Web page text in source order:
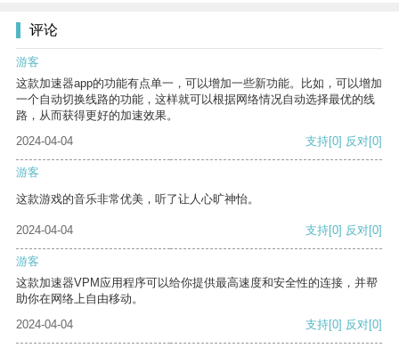
评论
游客
这款加速器app的功能有点单一，可以增加一些新功能。比如，可以增加
一个自动切换线路的功能，这样就可以根据网络情况自动选择最优的线
路，从而获得更好的加速效果。
2024-04-04
支持[0] 反对[0]
游客
这款游戏的音乐非常优美，听了让人心旷神怡。
2024-04-04 支持[0] 反对[0]
游客
这款加速器VPM应用程序可以给你提供最高速度和安全性的连接，并帮
助你在网络上自由移动。
2024-04-04
支持[0] 反对[0]